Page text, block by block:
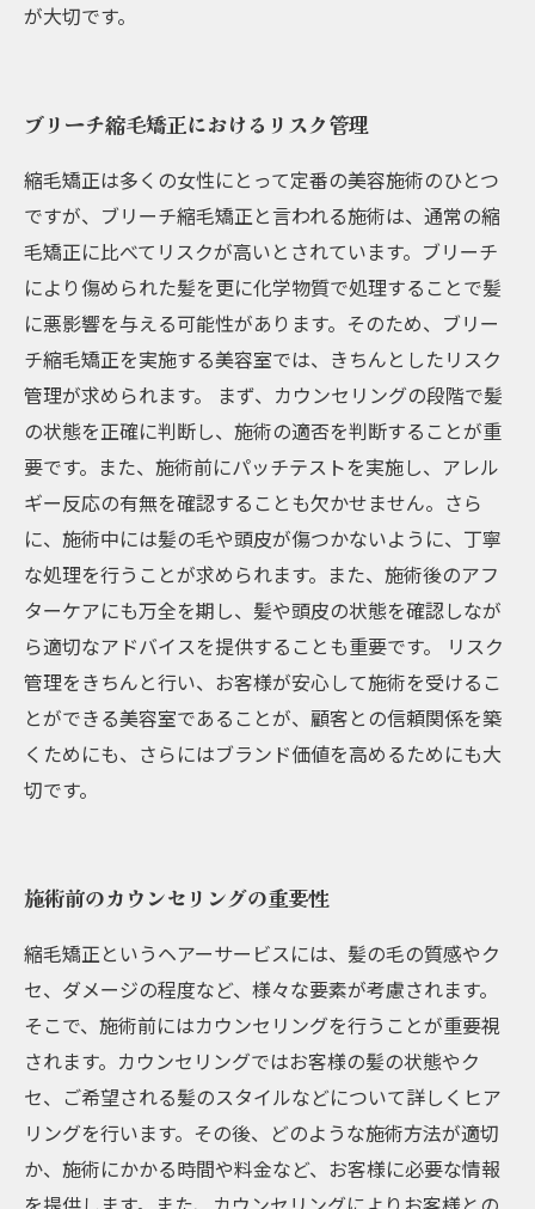
が大切です。
ブリーチ縮毛矯正におけるリスク管理
縮毛矯正は多くの女性にとって定番の美容施術のひとつ
ですが、ブリーチ縮毛矯正と言われる施術は、通常の縮
毛矯正に比べてリスクが高いとされています。ブリーチ
により傷められた髪を更に化学物質で処理することで髪
に悪影響を与える可能性があります。そのため、ブリー
チ縮毛矯正を実施する美容室では、きちんとしたリスク
管理が求められます。 まず、カウンセリングの段階で髪
の状態を正確に判断し、施術の適否を判断することが重
要です。また、施術前にパッチテストを実施し、アレル
ギー反応の有無を確認することも欠かせません。さら
に、施術中には髪の毛や頭皮が傷つかないように、丁寧
な処理を行うことが求められます。また、施術後のアフ
ターケアにも万全を期し、髪や頭皮の状態を確認しなが
ら適切なアドバイスを提供することも重要です。 リスク
管理をきちんと行い、お客様が安心して施術を受けるこ
とができる美容室であることが、顧客との信頼関係を築
くためにも、さらにはブランド価値を高めるためにも大
切です。
施術前のカウンセリングの重要性
縮毛矯正というヘアーサービスには、髪の毛の質感やク
セ、ダメージの程度など、様々な要素が考慮されます。
そこで、施術前にはカウンセリングを行うことが重要視
されます。カウンセリングではお客様の髪の状態やク
セ、ご希望される髪のスタイルなどについて詳しくヒア
リングを行います。その後、どのような施術方法が適切
か、施術にかかる時間や料金など、お客様に必要な情報